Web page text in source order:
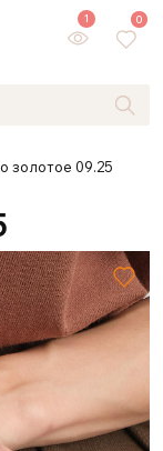
1 0
золотое 09.25